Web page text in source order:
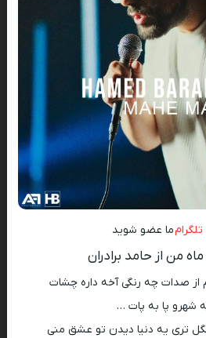
تلگرامما عضو شوید
من از حامد برادران
صدات چه رنگی آخه داره چشات
شهرو پا به پات …
تری یه دنیا دیدن تو عشق منی